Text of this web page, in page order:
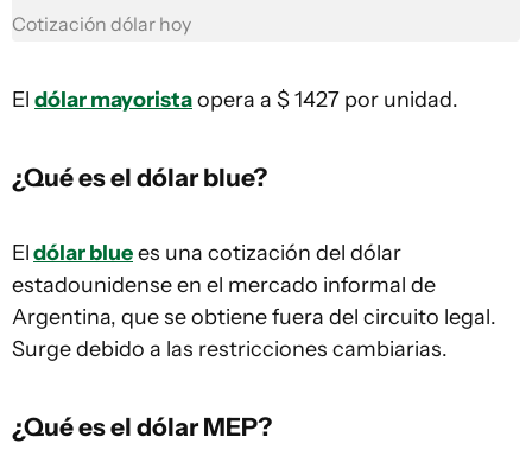
Cotización dólar hoy
El dólar mayoristaopera a $ 1427 por unidad.
¿Qué es el dólar blue?
Eldólar bluees una cotización del dólar
estadounidense en el mercado informal de
Argentina, que se obtiene fuera del circuito legal.
Surge debido a las restricciones cambiarias.
¿Qué es el dólar MEP?